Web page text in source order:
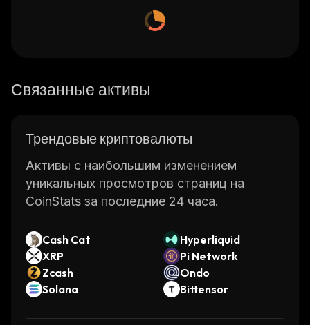
Связанные активы
Трендовые криптовалюты
Активы с наибольшим изменением
уникальных просмотров страниц на
CoinStats за последние 24 часа.
Cash Cat
Hyperliquid
XRP
Pi Network
Zcash
Ondo
Solana
Bittensor